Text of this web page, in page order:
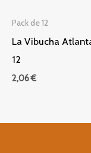
Pack de 12
La Vibucha
12
2,06€